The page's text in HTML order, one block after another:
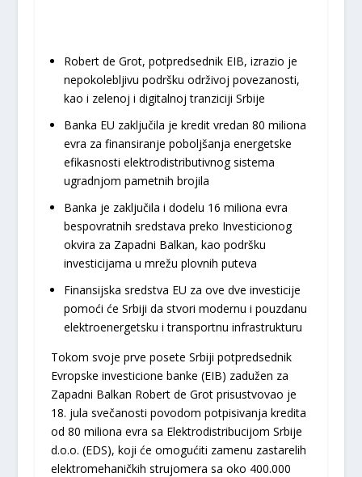
Robert de Grot, potpredsednik EIB, izrazio je
nepokolebljivu podršku održivoj povezanosti,
kao i zelenoj i digitalnoj tranziciji Srbije
Banka EU zaključila je kredit vredan 80 miliona
evra za finansiranje poboljšanja energetske
efikasnosti elektrodistributivnog sistema
ugradnjom pametnih brojila
Banka je zaključila i dodelu 16 miliona evra
bespovratnih sredstava preko Investicionog
okvira za Zapadni Balkan, kao podršku
investicijama u mrežu plovnih puteva
Finansijska sredstva EU za ove dve investicije
pomoći će Srbiji da stvori modernu i pouzdanu
elektroenergetsku i transportnu infrastrukturu
Tokom svoje prve posete Srbiji potpredsednik
Evropske investicione banke (EIB) zadužen za
Zapadni Balkan Robert de Grot prisustvovao je
18. jula svečanosti povodom potpisivanja kredita
od 80 miliona evra sa Elektrodistribucijom Srbije
d.o.o. (EDS), koji će omogućiti zamenu zastarelih
elektromehaničkih strujomera sa oko 400.000